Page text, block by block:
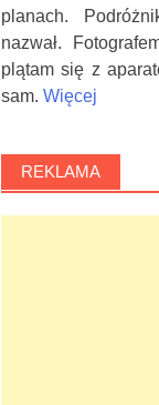
planach.
nazwał.
plątam się z
sam. Więcej
REKLAMA